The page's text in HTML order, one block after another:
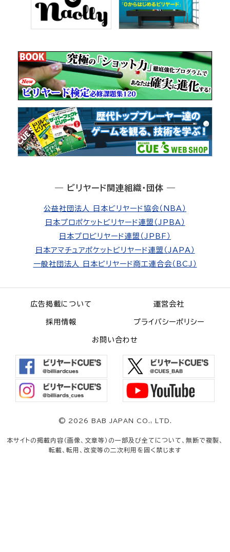
― ビリヤード関連組織・団体 ―
公益社団法人 日本ビリヤード協会（NBA）
日本プロポケットビリヤード連盟（JPBA）
日本プロビリヤード連盟（JPBF）
日本アマチュアポケットビリヤード連盟（JAPA）
一般社団法人 日本ビリヤード商工連合会（BCJ）
広告掲載について 運営会社
採用情報 プライバシーポリシー
お問い合わせ
© 2026 BAB JAPAN CO., LTD.
本サイトの掲載内容（画像、文章等）の一部及び全てについて、無断で複製、
転載、転用、改変等の二次利用を固く禁じます